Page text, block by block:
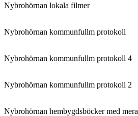
Nybrohörnan lokala filmer
Nybrohörnan kommunfullm protokoll
Nybrohörnan kommunfullm protokoll 4
Nybrohörnan kommunfullm protokoll 2
Nybrohörnan hembygdsböcker med mera